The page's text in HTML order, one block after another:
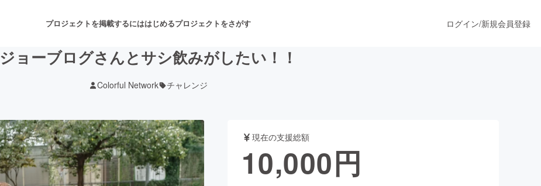
プロジェクトを掲載するにははじめるプロジェクトをさがす
音楽 舞台・パフォーマンス
ゲーム・サービス開発 フード・飲食店 ファッション
ログイン/新規会員登録
ジョーブログさんとサシ飲みがしたい！！
Colorful Network チャレンジ
現在の支援総額
10,000円